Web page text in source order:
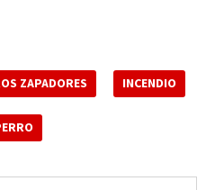
ZAPADORES INCENDIO